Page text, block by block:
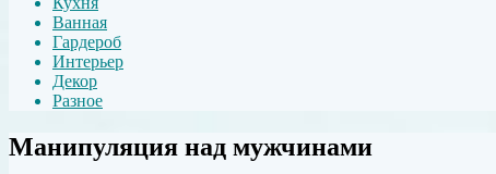
Ванная
Гардероб
Интерьер
Декор
Разное
Манипуляция над мужчинами